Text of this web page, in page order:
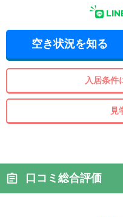
空き状況を知る
入居条件
見
口コミ総合評価